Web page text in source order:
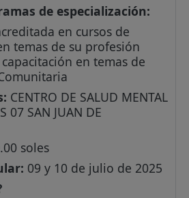
de especialización:
en cursos de
temas de su profesión
en temas de
CENTRO DE SALUD MENTAL
07 SAN JUAN DE
soles
09 y 10 de julio de 2025